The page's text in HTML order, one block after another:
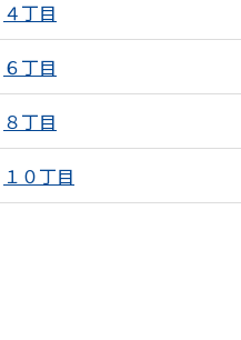
４丁目
６丁目
８丁目
１０丁目